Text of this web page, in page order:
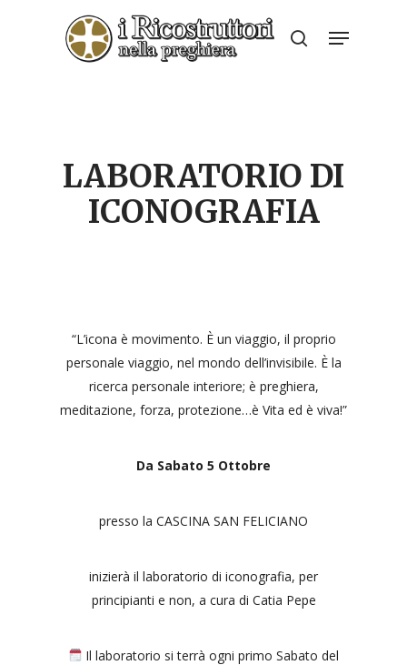
search
Menu
LABORATORIO DI
ICONOGRAFIA
“L’icona è movimento. È un viaggio, il proprio
personale viaggio, nel mondo dell’invisibile. È la
ricerca personale interiore; è preghiera,
meditazione, forza, protezione…è Vita ed è viva!”
Da Sabato 5 Ottobre
presso la CASCINA SAN FELICIANO
inizierà il laboratorio di iconografia, per
principianti e non, a cura di Catia Pepe
Il laboratorio si terrà ogni primo Sabato del